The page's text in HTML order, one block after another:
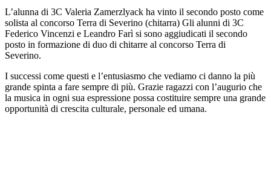
L’alunna di 3C Valeria Zamerzlyack ha vinto il secondo posto come
solista al concorso Terra di Severino (chitarra) Gli alunni di 3C
Federico Vincenzi e Leandro Farì si sono aggiudicati il secondo
posto in formazione di duo di chitarre al concorso Terra di
Severino.
I successi come questi e l’entusiasmo che vediamo ci danno la più
grande spinta a fare sempre di più. Grazie ragazzi con l’augurio che
la musica in ogni sua espressione possa costituire sempre una grande
opportunità di crescita culturale, personale ed umana.